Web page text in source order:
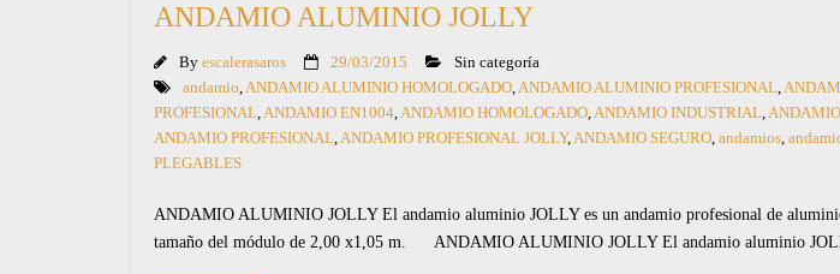
ANDAMIO ALUMINIO JOLLY
By escalerasaros 29/03/2015
Sin categoría
andamio,ANDAMIO ALUMINIO HOMOLOGADO,ANDAMIO ALUMINIO PROFESIONAL,
PROFESIONAL,ANDAMIO EN1004,ANDAMIO HOMOLOGADO,ANDAMIO INDUSTRIAL,
ANDAMIO PROFESIONAL,ANDAMIO PROFESIONAL JOLLY,ANDAMIO SEGURO, andamios,
PLEGABLES
ANDAMIO ALUMINIO JOLLY El andamio aluminio JOLLY es un andamio profesional de
tamaño del módulo de 2,00 x1,05 m. ANDAMIO ALUMINIO JOLLY El andamio aluminio